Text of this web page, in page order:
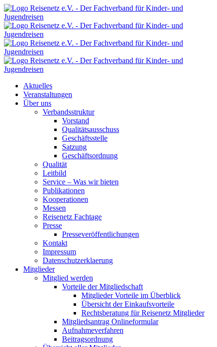
Aktuelles
Veranstaltungen
Über uns
Verbandsstruktur
Vorstand
Qualitätsausschuss
Geschäftsstelle
Satzung
Geschäftsordnung
Qualität
Leitbild
Service – Was wir bieten
Publikationen
Kooperationen
Messen
Reisenetz Fachtage
Presse
Presseveröffentlichungen
Kontakt
Impressum
Datenschutzerklaerung
Mitglieder
Mitglied werden
Vorteile der Mitgliedschaft
Mitglieder Vorteile im Überblick
Übersicht der Einkaufsvorteile
Rechtsberatung für Reisenetz Mitglieder
Mitgliedsantrag Onlineformular
Aufnahmeverfahren
Beitragsordnung